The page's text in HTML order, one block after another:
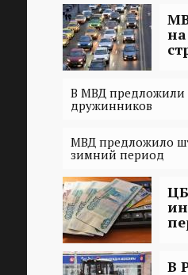
В МВД предложили
дружинников
МВД предложило
зимний период
В